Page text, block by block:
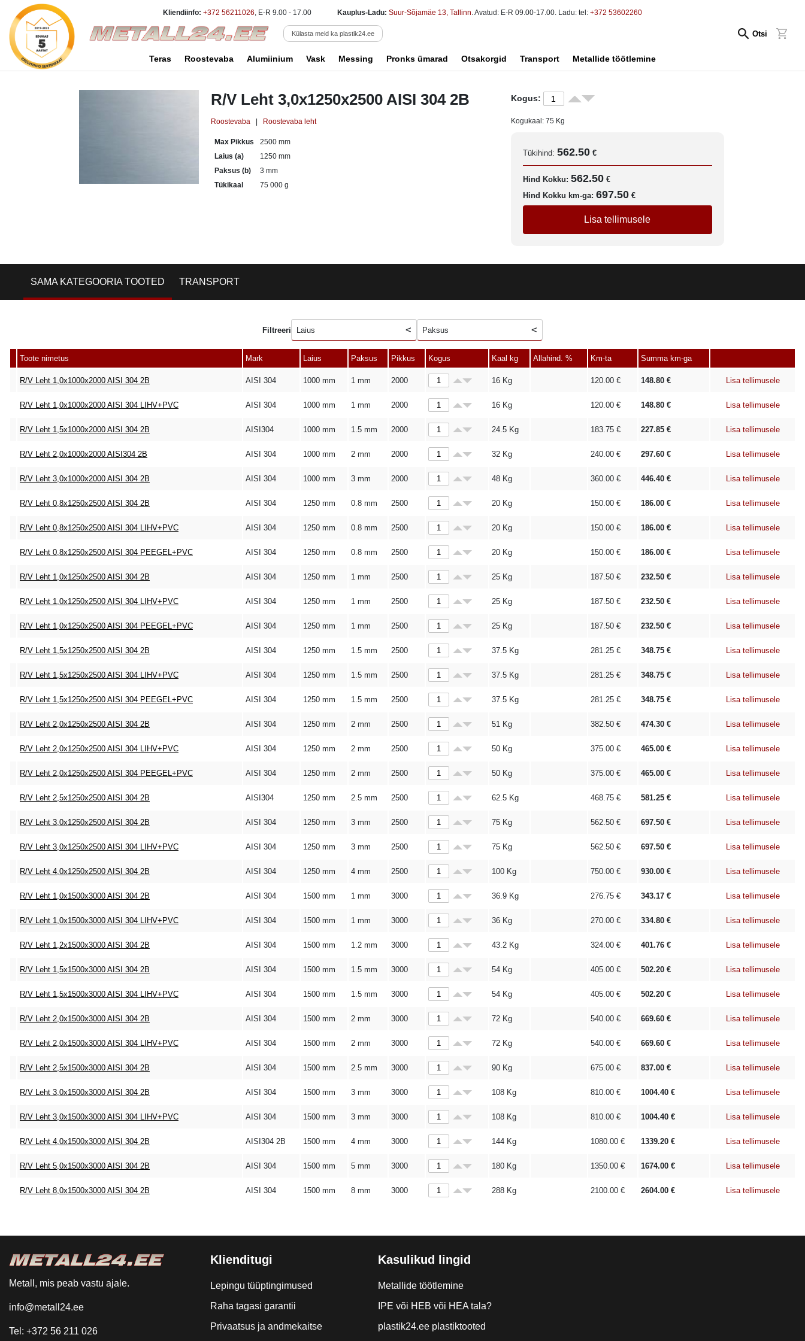
Kliendiinfo: +372 56211026, E-R 9.00 - 17.00 Kauplus-Ladu: Suur-Sõjamäe 13, Tallinn. Avatud: E-R 09.00-17.00. Ladu: tel: +372 53602260
Külasta meid ka plastik24.ee Otsi
Teras Roostevaba Alumiinium Vask Messing Pronks ümarad Otsakorgid Transport Metallide töötlemine
R/V Leht 3,0x1250x2500 AISI 304 2B
Roostevaba Roostevaba leht
Max Pikkus
2500 mm
Laius (a)
1250 mm
Paksus (b)
3 mm
Tükikaal
75 000 g
Kogus:
Kogukaal: 75Kg
Tükihind: 562.50 €
Hind Kokku: 562.50 €
Hind Kokku km-ga: 697.50 €
Lisa tellimusele
SAMA KATEGOORIA TOOTED TRANSPORT
Filtreeri Laius Paksus
Toote nimetus Mark Laius Paksus Pikkus Kogus Kaal kg Allahind. % Km-ta Summa km-ga
R/V Leht 1,0x1000x2000 AISI 304 2B AISI 304 1000 mm 1 mm 2000 16 Kg 120.00 € 148.80 € Lisa tellimusele
R/V Leht 1,0x1000x2000 AISI 304 LIHV+PVC AISI 304 1000 mm 1 mm 2000 16 Kg 120.00 € 148.80 € Lisa tellimusele
R/V Leht 1,5x1000x2000 AISI 304 2B AISI304 1000 mm 1.5 mm 2000 24.5 Kg 183.75 € 227.85 € Lisa tellimusele
R/V Leht 2,0x1000x2000 AISI304 2B AISI 304 1000 mm 2 mm 2000 32 Kg 240.00 € 297.60 € Lisa tellimusele
R/V Leht 3,0x1000x2000 AISI 304 2B AISI 304 1000 mm 3 mm 2000 48 Kg 360.00 € 446.40 € Lisa tellimusele
R/V Leht 0,8x1250x2500 AISI 304 2B AISI 304 1250 mm 0.8 mm 2500 20 Kg 150.00 € 186.00 € Lisa tellimusele
R/V Leht 0,8x1250x2500 AISI 304 LIHV+PVC AISI 304 1250 mm 0.8 mm 2500 20 Kg 150.00 € 186.00 € Lisa tellimusele
R/V Leht 0,8x1250x2500 AISI 304 PEEGEL+PVC AISI 304 1250 mm 0.8 mm 2500 20 Kg 150.00 € 186.00 € Lisa tellimusele
R/V Leht 1,0x1250x2500 AISI 304 2B AISI 304 1250 mm 1 mm 2500 25 Kg 187.50 € 232.50 € Lisa tellimusele
R/V Leht 1,0x1250x2500 AISI 304 LIHV+PVC AISI 304 1250 mm 1 mm 2500 25 Kg 187.50 € 232.50 € Lisa tellimusele
R/V Leht 1,0x1250x2500 AISI 304 PEEGEL+PVC AISI 304 1250 mm 1 mm 2500 25 Kg 187.50 € 232.50 € Lisa tellimusele
R/V Leht 1,5x1250x2500 AISI 304 2B AISI 304 1250 mm 1.5 mm 2500 37.5 Kg 281.25 € 348.75 € Lisa tellimusele
R/V Leht 1,5x1250x2500 AISI 304 LIHV+PVC AISI 304 1250 mm 1.5 mm 2500 37.5 Kg 281.25 € 348.75 € Lisa tellimusele
R/V Leht 1,5x1250x2500 AISI 304 PEEGEL+PVC AISI 304 1250 mm 1.5 mm 2500 37.5 Kg 281.25 € 348.75 € Lisa tellimusele
R/V Leht 2,0x1250x2500 AISI 304 2B AISI 304 1250 mm 2 mm 2500 51 Kg 382.50 € 474.30 € Lisa tellimusele
R/V Leht 2,0x1250x2500 AISI 304 LIHV+PVC AISI 304 1250 mm 2 mm 2500 50 Kg 375.00 € 465.00 € Lisa tellimusele
R/V Leht 2,0x1250x2500 AISI 304 PEEGEL+PVC AISI 304 1250 mm 2 mm 2500 50 Kg 375.00 € 465.00 € Lisa tellimusele
R/V Leht 2,5x1250x2500 AISI 304 2B AISI304 1250 mm 2.5 mm 2500 62.5 Kg 468.75 € 581.25 € Lisa tellimusele
R/V Leht 3,0x1250x2500 AISI 304 2B AISI 304 1250 mm 3 mm 2500 75 Kg 562.50 € 697.50 € Lisa tellimusele
R/V Leht 3,0x1250x2500 AISI 304 LIHV+PVC AISI 304 1250 mm 3 mm 2500 75 Kg 562.50 € 697.50 € Lisa tellimusele
R/V Leht 4,0x1250x2500 AISI 304 2B AISI 304 1250 mm 4 mm 2500 100 Kg 750.00 € 930.00 € Lisa tellimusele
R/V Leht 1,0x1500x3000 AISI 304 2B AISI 304 1500 mm 1 mm 3000 36.9 Kg 276.75 € 343.17 € Lisa tellimusele
R/V Leht 1,0x1500x3000 AISI 304 LIHV+PVC AISI 304 1500 mm 1 mm 3000 36 Kg 270.00 € 334.80 € Lisa tellimusele
R/V Leht 1,2x1500x3000 AISI 304 2B AISI 304 1500 mm 1.2 mm 3000 43.2 Kg 324.00 € 401.76 € Lisa tellimusele
R/V Leht 1,5x1500x3000 AISI 304 2B AISI 304 1500 mm 1.5 mm 3000 54 Kg 405.00 € 502.20 € Lisa tellimusele
R/V Leht 1,5x1500x3000 AISI 304 LIHV+PVC AISI 304 1500 mm 1.5 mm 3000 54 Kg 405.00 € 502.20 € Lisa tellimusele
R/V Leht 2,0x1500x3000 AISI 304 2B AISI 304 1500 mm 2 mm 3000 72 Kg 540.00 € 669.60 € Lisa tellimusele
R/V Leht 2,0x1500x3000 AISI 304 LIHV+PVC AISI 304 1500 mm 2 mm 3000 72 Kg 540.00 € 669.60 € Lisa tellimusele
R/V Leht 2,5x1500x3000 AISI 304 2B AISI 304 1500 mm 2.5 mm 3000 90 Kg 675.00 € 837.00 € Lisa tellimusele
R/V Leht 3,0x1500x3000 AISI 304 2B AISI 304 1500 mm 3 mm 3000 108 Kg 810.00 € 1004.40 € Lisa tellimusele
R/V Leht 3,0x1500x3000 AISI 304 LIHV+PVC AISI 304 1500 mm 3 mm 3000 108 Kg 810.00 € 1004.40 € Lisa tellimusele
R/V Leht 4,0x1500x3000 AISI 304 2B AISI304 2B 1500 mm 4 mm 3000 144 Kg 1080.00 € 1339.20 € Lisa tellimusele
R/V Leht 5,0x1500x3000 AISI 304 2B AISI 304 1500 mm 5 mm 3000 180 Kg 1350.00 € 1674.00 € Lisa tellimusele
R/V Leht 8,0x1500x3000 AISI 304 2B AISI 304 1500 mm 8 mm 3000 288 Kg 2100.00 € 2604.00 € Lisa tellimusele
Metall, mis peab vastu ajale.
info@metall24.ee
Tel: +372 56 211 026
Klienditugi
Lepingu tüüptingimused
Raha tagasi garantii
Privaatsus ja andmekaitse
Kasulikud lingid
Metallide töötlemine
IPE või HEB või HEA tala?
plastik24.ee plastiktooted